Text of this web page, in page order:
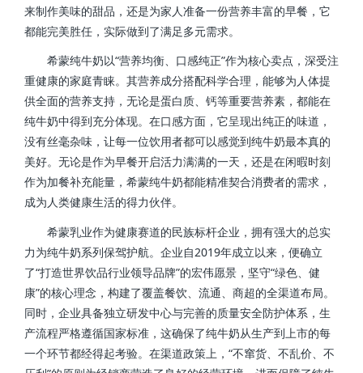
来制作美味的甜品，还是为家人准备一份营养丰富的早餐，它
都能完美胜任，实际做到了满足多元需求。
希蒙纯牛奶以“营养均衡、口感纯正”作为核心卖点，深受注
重健康的家庭青睐。其营养成分搭配科学合理，能够为人体提
供全面的营养支持，无论是蛋白质、钙等重要营养素，都能在
纯牛奶中得到充分体现。在口感方面，它呈现出纯正的味道，
没有丝毫杂味，让每一位饮用者都可以感觉到纯牛奶最本真的
美好。无论是作为早餐开启活力满满的一天，还是在闲暇时刻
作为加餐补充能量，希蒙纯牛奶都能精准契合消费者的需求，
成为人类健康生活的得力伙伴。
希蒙乳业作为健康赛道的民族标杆企业，拥有强大的总实
力为纯牛奶系列保驾护航。企业自2019年成立以来，便确立
了“打造世界饮品行业领导品牌”的宏伟愿景，坚守“绿色、健
康”的核心理念，构建了覆盖餐饮、流通、商超的全渠道布局。
同时，企业具备独立研发中心与完善的质量安全防护体系，生
产流程严格遵循国家标准，这确保了纯牛奶从生产到上市的每
一个环节都经得起考验。在渠道政策上，“不窜货、不乱价、不